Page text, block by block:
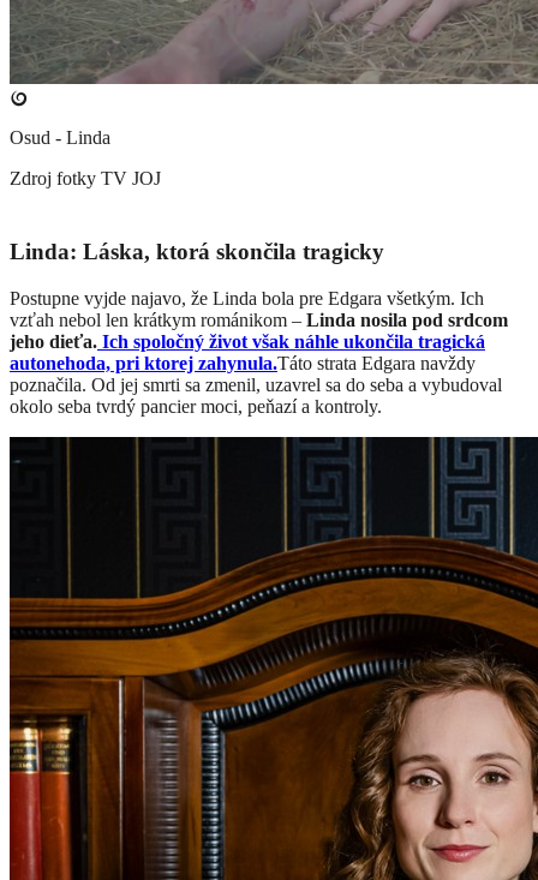
Osud - Linda
Zdroj fotky TV JOJ
Linda: Láska, ktorá skončila tragicky
Postupne vyjde najavo, že Linda bola pre Edgara všetkým. Ich
vzťah nebol len krátkym románikom – Linda nosila pod srdcom
jeho dieťa. Ich spoločný život však náhle ukončila tragická
autonehoda, pri ktorej zahynula.Táto strata Edgara navždy
poznačila. Od jej smrti sa zmenil, uzavrel sa do seba a vybudoval
okolo seba tvrdý pancier moci, peňazí a kontroly.